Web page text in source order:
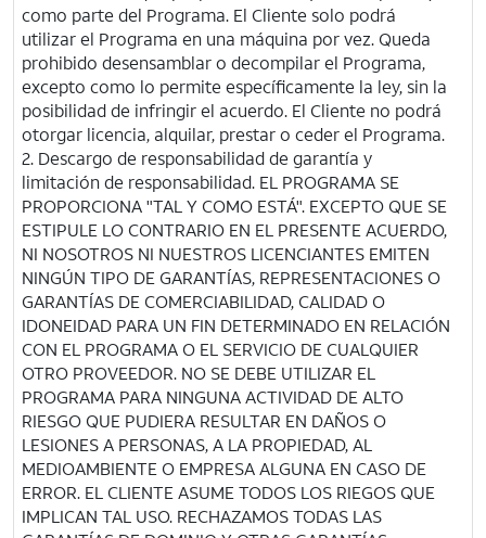
como parte del Programa. El Cliente solo podrá
utilizar el Programa en una máquina por vez. Queda
prohibido desensamblar o decompilar el Programa,
excepto como lo permite específicamente la ley, sin la
posibilidad de infringir el acuerdo. El Cliente no podrá
otorgar licencia, alquilar, prestar o ceder el Programa.
2. Descargo de responsabilidad de garantía y
limitación de responsabilidad. EL PROGRAMA SE
PROPORCIONA "TAL Y COMO ESTÁ". EXCEPTO QUE SE
ESTIPULE LO CONTRARIO EN EL PRESENTE ACUERDO,
NI NOSOTROS NI NUESTROS LICENCIANTES EMITEN
NINGÚN TIPO DE GARANTÍAS, REPRESENTACIONES O
GARANTÍAS DE COMERCIABILIDAD, CALIDAD O
IDONEIDAD PARA UN FIN DETERMINADO EN RELACIÓN
CON EL PROGRAMA O EL SERVICIO DE CUALQUIER
OTRO PROVEEDOR. NO SE DEBE UTILIZAR EL
PROGRAMA PARA NINGUNA ACTIVIDAD DE ALTO
RIESGO QUE PUDIERA RESULTAR EN DAÑOS O
LESIONES A PERSONAS, A LA PROPIEDAD, AL
MEDIOAMBIENTE O EMPRESA ALGUNA EN CASO DE
ERROR. EL CLIENTE ASUME TODOS LOS RIEGOS QUE
IMPLICAN TAL USO. RECHAZAMOS TODAS LAS